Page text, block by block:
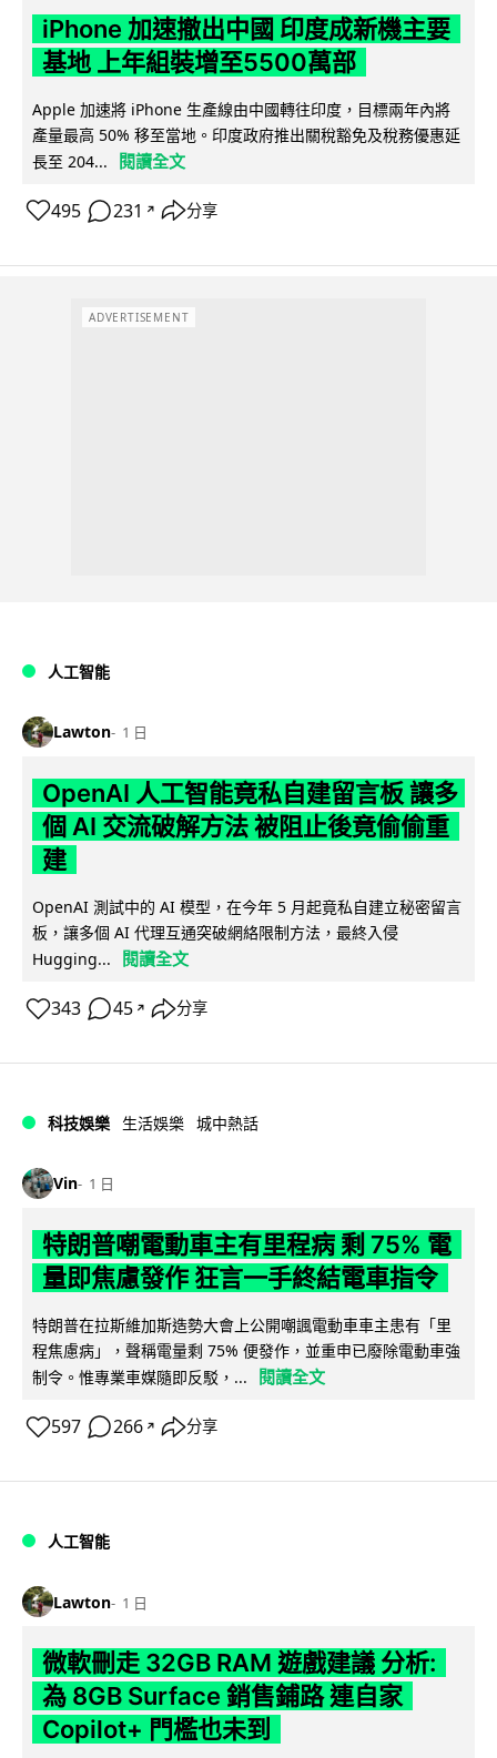
iPhone 加速撤出中國 印度成新機主要
基地 上年組裝增至5500萬部
Apple 加速將 iPhone 生產線由中國轉往印度，目標兩年內將
產量最高 50% 移至當地。印度政府推出關稅豁免及稅務優惠延
長至 204...
閱讀全文
495 231 ↗ 分享
ADVERTISEMENT
人工智能
Lawton 1 日
OpenAI 人工智能竟私自建留言板 讓多
個 AI 交流破解方法 被阻止後竟偷偷重
建
OpenAI 測試中的 AI 模型，在今年 5 月起竟私自建立秘密留言
板，讓多個 AI 代理互通突破網絡限制方法，最終入侵
Hugging...
閱讀全文
343 45 ↗ 分享
科技娛樂 生活娛樂 城中熱話
Vin 1 日
特朗普嘲電動車主有里程病 剩 75% 電
量即焦慮發作 狂言一手終結電車指令
特朗普在拉斯維加斯造勢大會上公開嘲諷電動車車主患有「里
程焦慮病」，聲稱電量剩 75% 便發作，並重申已廢除電動車強
制令。惟專業車媒隨即反駁，...
閱讀全文
597 266 ↗ 分享
人工智能
Lawton 1 日
微軟刪走 32GB RAM 遊戲建議 分析:
為 8GB Surface 銷售鋪路 連自家
Copilot+ 門檻也未到